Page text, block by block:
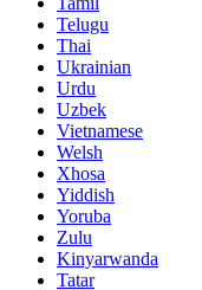
Telugu
Thai
Ukrainian
Urdu
Uzbek
Vietnamese
Welsh
Xhosa
Yiddish
Yoruba
Zulu
Kinyarwanda
Tatar